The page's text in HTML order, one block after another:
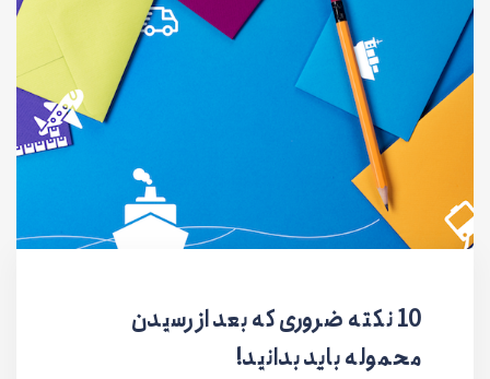
10 نکته ضروری که بعد از رسیدن
محموله باید بدانید!